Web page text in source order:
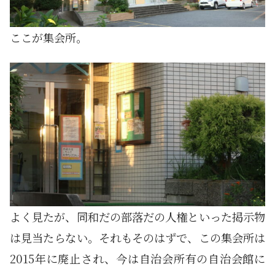
ここが集会所。
よく見たが、同和だの部落だの人権といった掲示物
は見当たらない。それもそのはずで、この集会所は
2015年に廃止され、今は自治会所有の自治会館に